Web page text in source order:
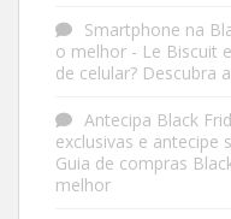
Smartphone na
o melhor - Le Biscuit
de celular? Descubra
Antecipa Black
exclusivas e antecipe
Guia de compras
melhor